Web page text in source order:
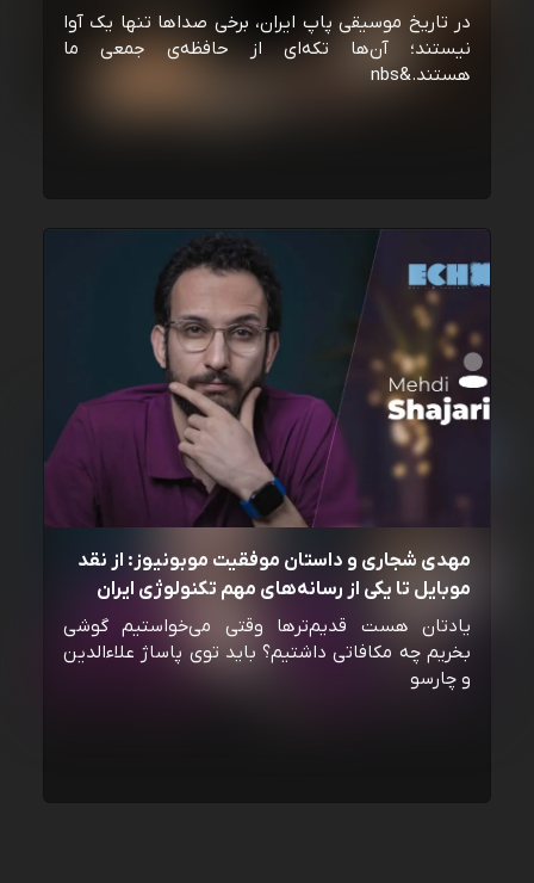
در تاریخ موسیقی پاپ ایران، برخی صداها تنها یک آوا
نیستند؛ آن‌ها تکه‌ای از حافظه‌ی جمعی ما
هستند.&nbs
مهدی شجاری و داستان موفقیت موبونیوز: از نقد
موبایل تا یکی از رسانه‌‌های مهم تکنولوژی ایران
یادتان هست قدیم‌ترها وقتی می‌خواستیم گوشی
بخریم چه مکافاتی داشتیم؟ باید توی پاساژ علاءالدین
و چارسو